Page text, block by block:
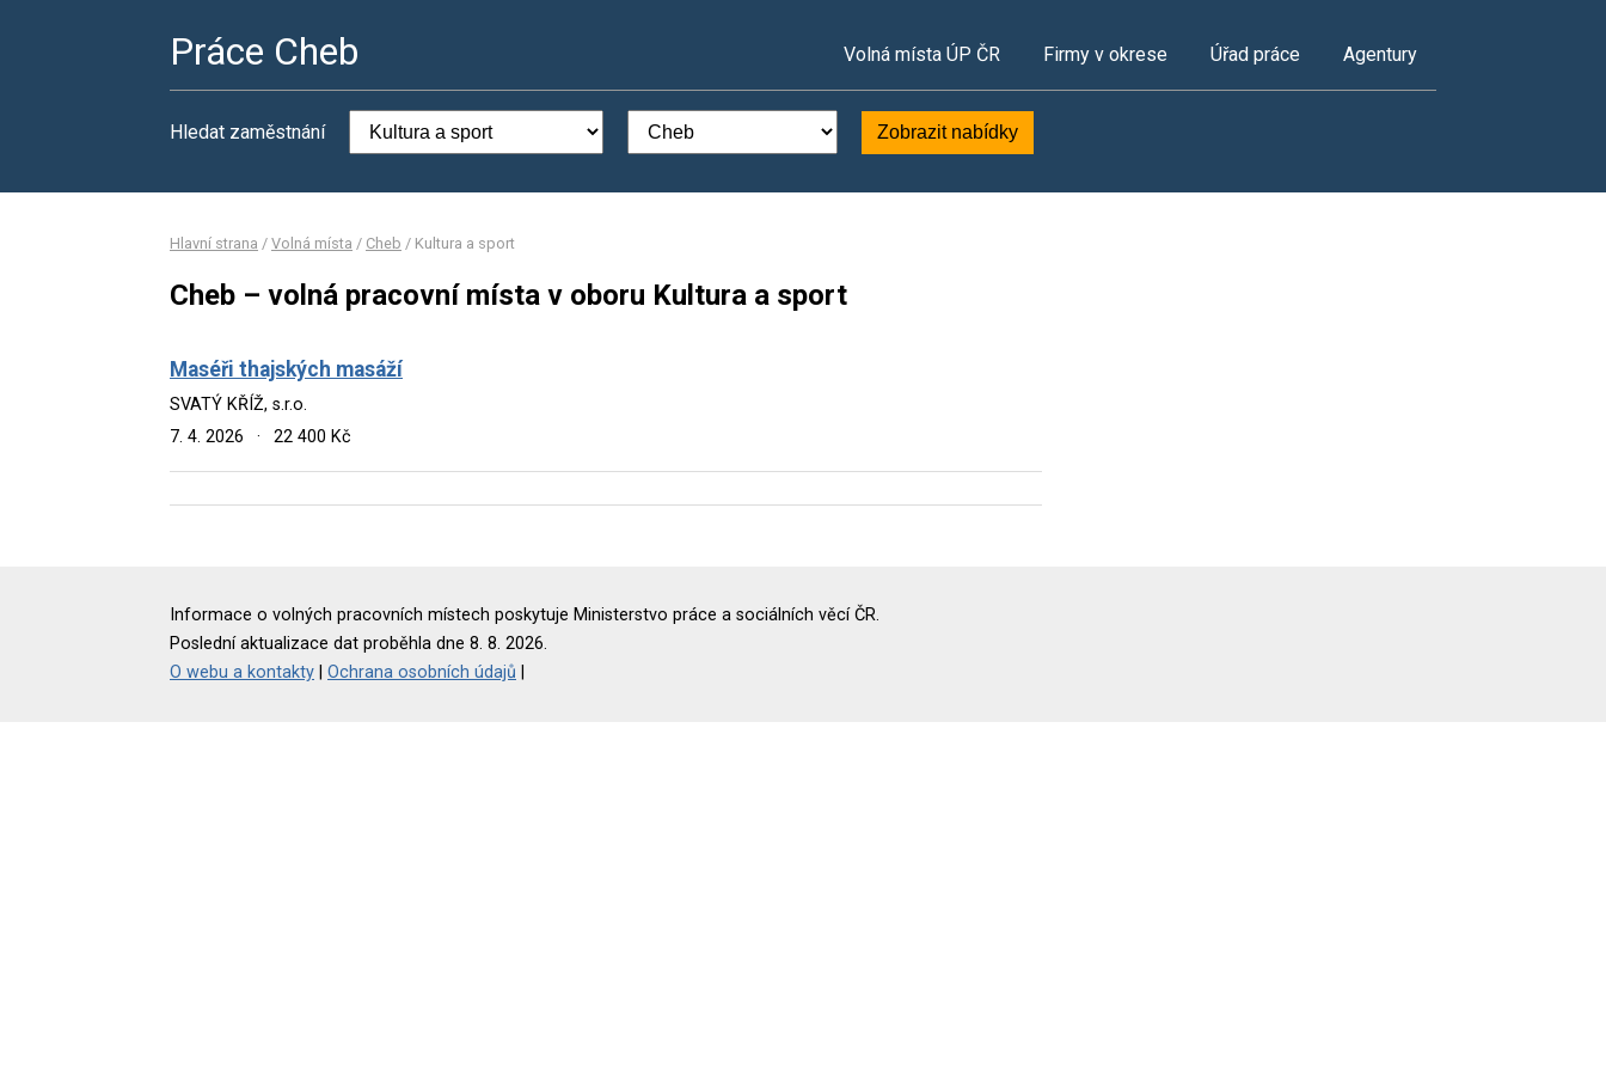
Práce Cheb Volná místa ÚP ČR Firmy v okrese Úřad práce Agentury
Hledat zaměstnání Zobrazit nabídky
Hlavní strana / Volná místa / Cheb / Kultura a sport
Cheb – volná pracovní místa v oboru Kultura a sport
Maséři thajských masáží
SVATÝ KŘÍŽ, s.r.o.
7. 4. 2026
· 22 400 Kč
Informace o volných pracovních místech poskytuje Ministerstvo práce a sociálních věcí ČR.
Poslední aktualizace dat proběhla dne 8. 8. 2026.
O webu a kontakty
Ochrana osobních údajů